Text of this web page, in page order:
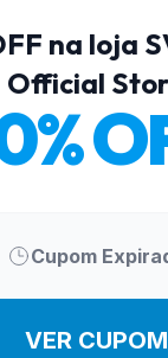
na loja
Official
Cupom
VER CUPOM